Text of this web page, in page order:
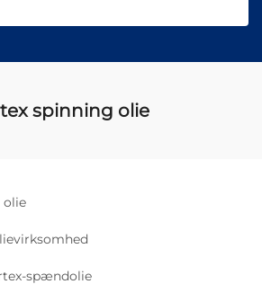
spinning olie
olie
spændolie